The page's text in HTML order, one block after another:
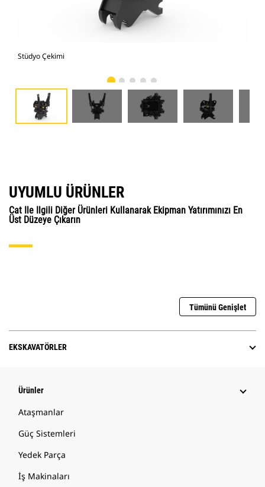
Stüdyo Çekimi
UYUMLU ÜRÜNLER
Cat Ile Ilgili Diğer Ürünleri Kullanarak Ekipman Yatırımınızı En
Üst Düzeye Çıkarın
Tümünü Genişlet
EKSKAVATÖRLER
Ürünler
Ataşmanlar
Güç Sistemleri
Yedek Parça
İş Makinaları